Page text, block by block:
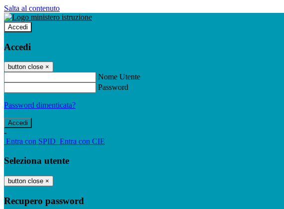
Salta al contenuto
Accedi
Accedi
button close ×
Nome Utente
Password
Password dimenticata?
-
Entra con SPID Entra con CIE
Seleziona utente
button close ×
Recupero password